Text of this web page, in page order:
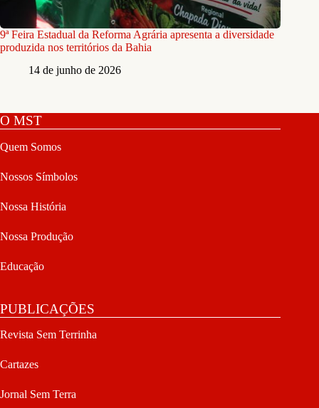
9ª Feira Estadual da Reforma Agrária apresenta a diversidade
produzida nos territórios da Bahia
14 de junho de 2026
O MST
Quem Somos
Nossos Símbolos
Nossa História
Nossa Produção
Educação
PUBLICAÇÕES
Revista Sem Terrinha
Cartazes
Jornal Sem Terra